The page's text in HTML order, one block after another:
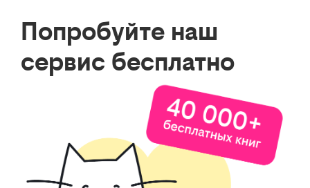
Попробуйте наш
сервис бесплатно